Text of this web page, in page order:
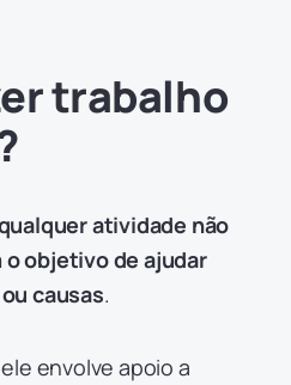
trabalho
atividade não
objetivo de ajudar
causas.
envolve apoio a